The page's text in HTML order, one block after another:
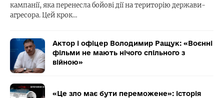
кампанії, яка перенесла бойові дії на територію держави-
агресора. Цей крок…
Актор і офіцер Володимир Ращук: «Воєнні
фільми не мають нічого спільного з
війною»
«Це зло має бути переможене»: історія